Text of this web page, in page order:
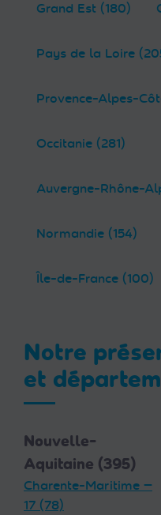
Grand Est (180)
Pays de la Loire
Provence-Alpes-
Occitanie (281)
Auvergne-Rhône-
Normandie (154)
Île-de-France (100)
Notre
et
Nouvelle-
Aquitaine (395)
Charente-Maritime —
17 (78)